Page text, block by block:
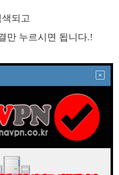
되고
만 누르시면 됩니다.!